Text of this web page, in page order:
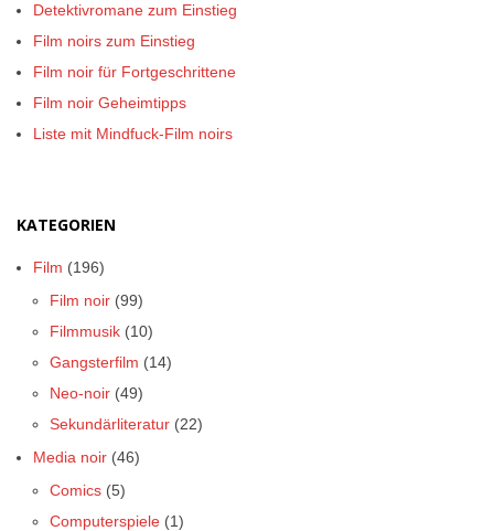
Detektivromane zum Einstieg
Film noirs zum Einstieg
Film noir für Fortgeschrittene
Film noir Geheimtipps
Liste mit Mindfuck-Film noirs
KATEGORIEN
Film (196)
Film noir (99)
Filmmusik (10)
Gangsterfilm (14)
Neo-noir (49)
Sekundärliteratur (22)
Media noir (46)
Comics (5)
Computerspiele (1)